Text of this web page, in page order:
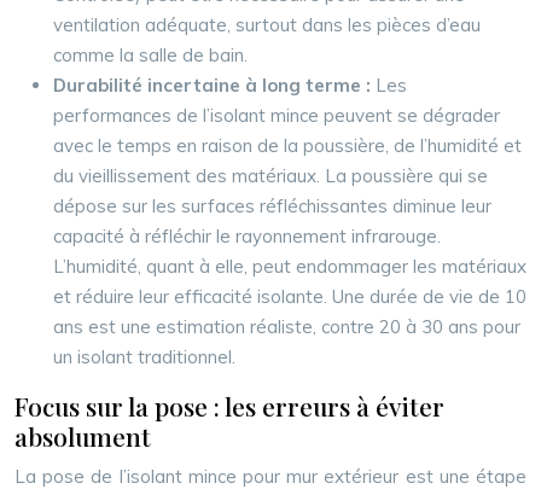
ventilation adéquate, surtout dans les pièces d’eau
comme la salle de bain.
Durabilité incertaine à long terme : Les
performances de l’isolant mince peuvent se dégrader
avec le temps en raison de la poussière, de l’humidité et
du vieillissement des matériaux. La poussière qui se
dépose sur les surfaces réfléchissantes diminue leur
capacité à réfléchir le rayonnement infrarouge.
L’humidité, quant à elle, peut endommager les matériaux
et réduire leur efficacité isolante. Une durée de vie de 10
ans est une estimation réaliste, contre 20 à 30 ans pour
un isolant traditionnel.
Focus sur la pose : les erreurs à éviter
absolument
La pose de l’isolant mince pour mur extérieur est une étape